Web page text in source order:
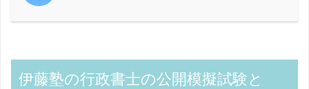
伊藤塾の行政書士の公開模擬試験と